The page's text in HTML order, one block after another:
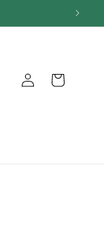
Pripojenie Košík